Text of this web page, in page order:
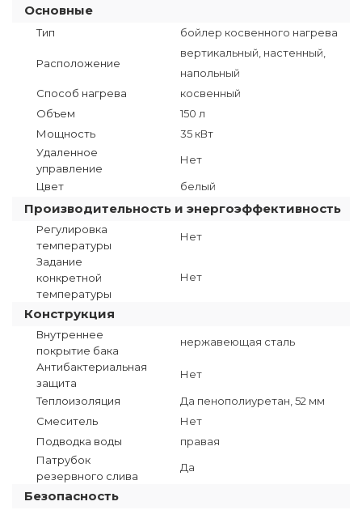
Основные
Тип бойлер косвенного нагрева
Расположение
вертикальный, настенный,
напольный
Способ нагрева
косвенный
Объем
150 л
Мощность
35 кВт
Удаленное
управление
Нет
Цвет белый
Производительность и энергоэффективность
Регулировка
температуры
Нет
Задание
конкретной
температуры
Нет
Конструкция
Внутреннее
покрытие бака
нержавеющая сталь
Антибактериальная
защита
Нет
Теплоизоляция
Да пенополиуретан, 52 мм
Смеситель
Нет
Подводка воды
правая
Патрубок
резервного слива
Да
Безопасность